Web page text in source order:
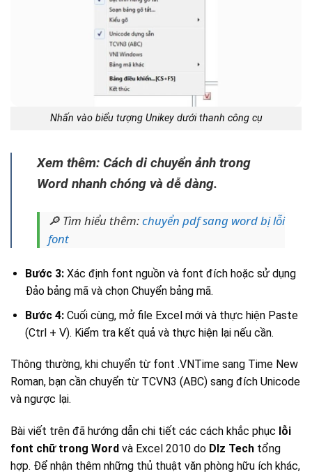
Nhấn vào biểu tượng Unikey dưới thanh công cụ
Xem thêm: Cách di chuyển ảnh trong
Word nhanh chóng và dễ dàng.
🔎 Tìm hiểu thêm:chuyển pdf sang word bị lỗi
font
Bước 3:Xác định font nguồn và font đích hoặc sử dụng
Đảo bảng mã và chọn Chuyển bảng mã.
Bước 4:Cuối cùng, mở file Excel mới và thực hiện Paste
(Ctrl + V). Kiểm tra kết quả và thực hiện lại nếu cần.
Thông thường, khi chuyển từ font .VNTime sang Time New
Roman, bạn cần chuyển từ TCVN3 (ABC) sang đích Unicode
và ngược lại.
Bài viết trên đã hướng dẫn chi tiết các cách khắc phục lỗi
font chữ trong Word và Excel 2010 do Dlz Tech tổng
hợp. Để nhận thêm những thủ thuật văn phòng hữu ích khác,